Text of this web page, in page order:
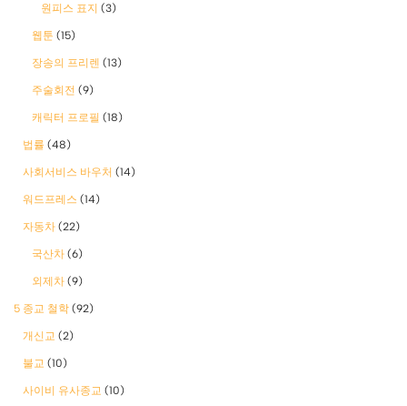
원피스 표지 (3)
웹툰 (15)
장송의 프리렌 (13)
주술회전 (9)
캐릭터 프로필 (18)
법률 (48)
사회서비스 바우처 (14)
워드프레스 (14)
자동차 (22)
국산차 (6)
외제차 (9)
5 종교 철학 (92)
개신교 (2)
불교 (10)
사이비 유사종교 (10)